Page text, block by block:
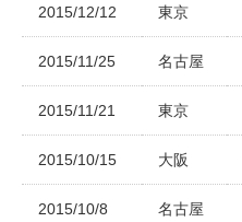
2015/12/12 東京
2015/11/25 名古屋
2015/11/21 東京
2015/10/15 大阪
2015/10/8 名古屋